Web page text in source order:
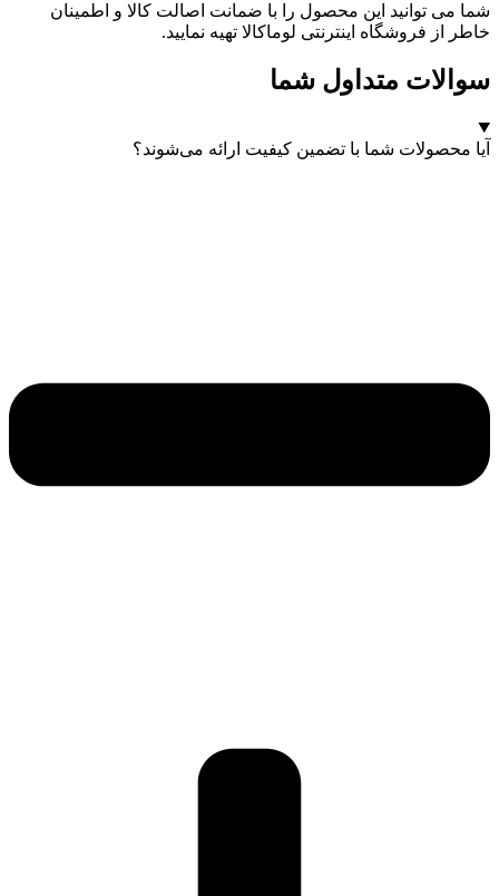
شما می توانید این محصول را با ضمانت اصالت کالا و اطمینان
خاطر از فروشگاه اینترنتی لوماکالا تهیه نمایید.
سوالات متداول شما
آیا محصولات شما با تضمین کیفیت ارائه می‌شوند؟